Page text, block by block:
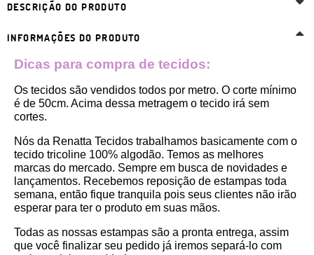
DESCRIÇÃO DO PRODUTO
INFORMAÇÕES DO PRODUTO
Dicas para compra de tecidos:
Os tecidos são vendidos todos por metro. O corte mínimo
é de 50cm. Acima dessa metragem o tecido irá sem
cortes.
Nós da Renatta Tecidos trabalhamos basicamente com o
tecido tricoline 100% algodão. Temos as melhores
marcas do mercado. Sempre em busca de novidades e
lançamentos. Recebemos reposição de estampas toda
semana, então fique tranquila pois seus clientes não irão
esperar para ter o produto em suas mãos.
Todas as nossas estampas são a pronta entrega, assim
que você finalizar seu pedido já iremos separá-lo com